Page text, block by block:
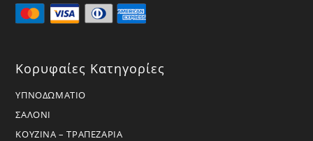
Κορυφαίες Κατηγορίες
ΥΠΝΟΔΩΜΑΤΙΟ
ΣΑΛΟΝΙ
ΚΟΥΖΙΝΑ – ΤΡΑΠΕΖΑΡΙΑ